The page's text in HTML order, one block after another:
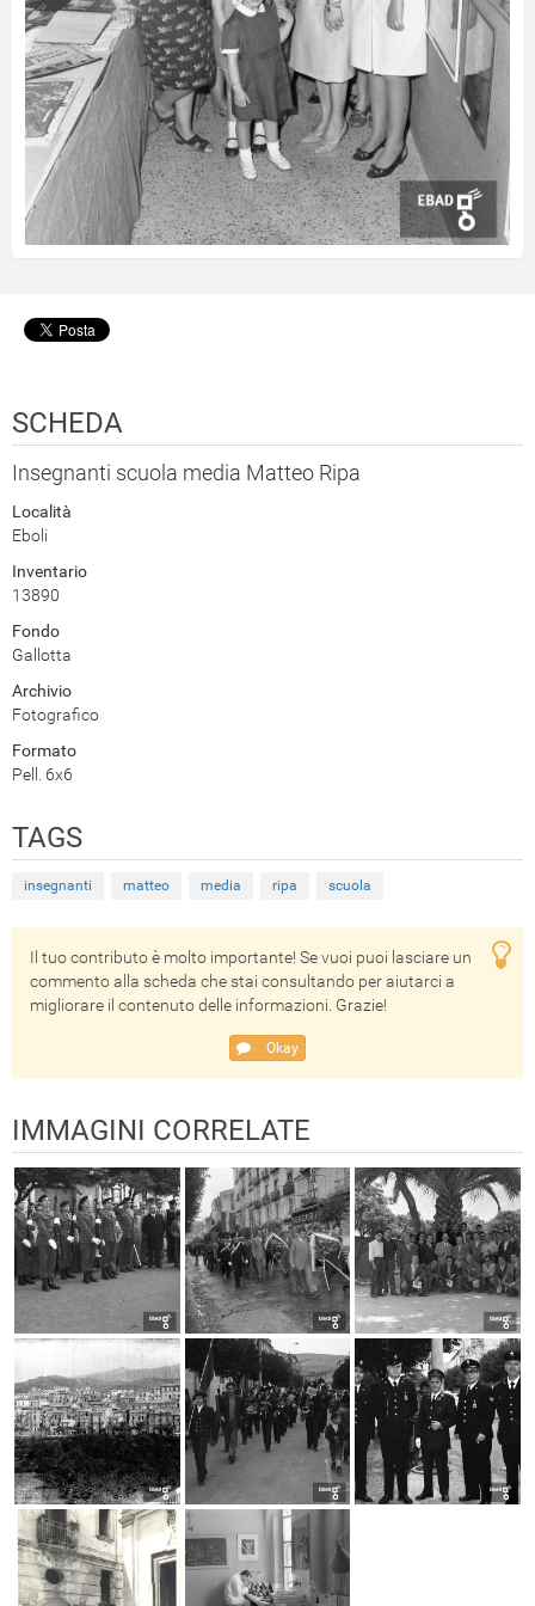
SCHEDA
Insegnanti scuola media Matteo Ripa
Località
Eboli
Inventario
13890
Fondo
Gallotta
Archivio
Fotografico
Formato
Pell. 6x6
TAGS
insegnanti matteo media ripa scuola
Il tuo contributo è molto importante! Se vuoi puoi lasciare un
commento alla scheda che stai consultando per aiutarci a
migliorare il contenuto delle informazioni. Grazie!
Okay
IMMAGINI CORRELATE